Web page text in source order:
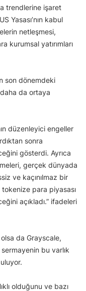
trendlerine işaret
Yasası’nın kabul
netleşmesi,
kurumsal yatırımları
son dönemdeki
da ortaya
düzenleyici engeller
sonra
gösterdi. Ayrıca
gerçek dünyada
ve kaçınılmaz bir
para piyasası
açıkladı.” ifadeleri
da Grayscale,
bu varlık
olduğunu ve bazı